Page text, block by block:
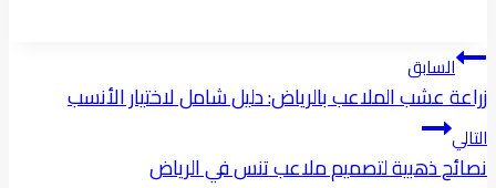
تصفّح
المقالات
السابق
زراعة عشب الملاعب بالرياض: دليل شامل لاختيار الأنسب
التالي
نصائح ذهبية لتصميم ملاعب تنس في الرياض